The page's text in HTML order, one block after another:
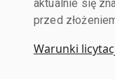
aktualnie się
przed
Warunki